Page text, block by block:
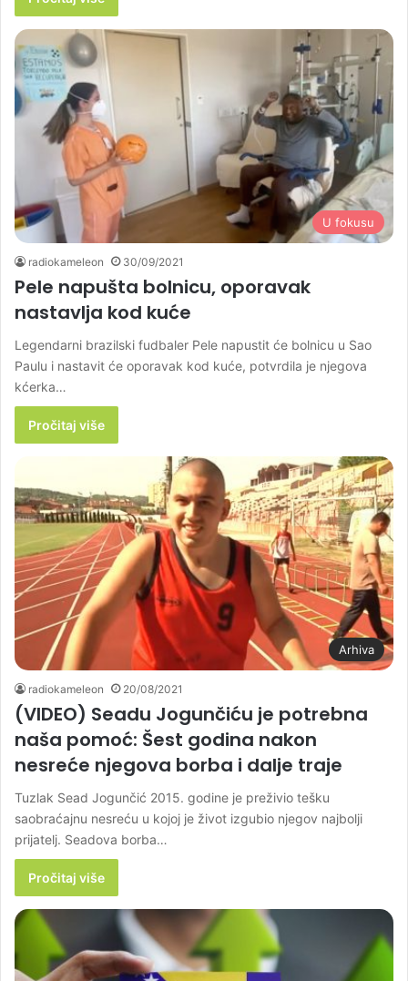
U fokusu
radiokameleon 30/09/2021
Pele napušta bolnicu, oporavak
nastavlja kod kuće
Legendarni brazilski fudbaler Pele napustit će bolnicu u Sao
Paulu i nastavit će oporavak kod kuće, potvrdila je njegova
kćerka…
Pročitaj više
Arhiva
radiokameleon 20/08/2021
(VIDEO) Seadu Jogunčiću je potrebna
naša pomoć: Šest godina nakon
nesreće njegova borba i dalje traje
Tuzlak Sead Jogunčić 2015. godine je preživio tešku
saobraćajnu nesreću u kojoj je život izgubio njegov najbolji
prijatelj. Seadova borba…
Pročitaj više